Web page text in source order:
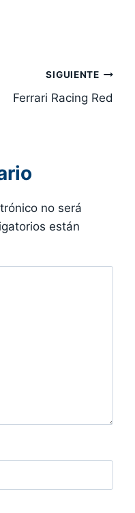
SIGUIENTE
Ferrari Racing Red
no será
están